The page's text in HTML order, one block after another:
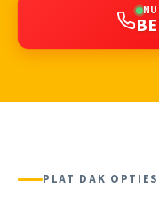
PLAT DAK OPTIES